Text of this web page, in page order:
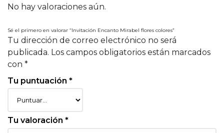
No hay valoraciones aún.
Sé el primero en valorar “Invitación Encanto Mirabel flores colores”
Tu dirección de correo electrónico no será
publicada. Los campos obligatorios están marcados
con *
Tu puntuación *
Tu valoración *